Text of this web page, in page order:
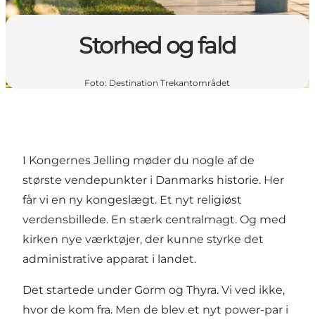
Storhed og fald
Foto: Destination Trekantområdet
I Kongernes Jelling møder du nogle af de
største vendepunkter i Danmarks historie. Her
får vi en ny kongeslægt. Et nyt religiøst
verdensbillede. En stærk centralmagt. Og med
kirken nye værktøjer, der kunne styrke det
administrative apparat i landet.
Det startede under Gorm og Thyra. Vi ved ikke,
hvor de kom fra. Men de blev et nyt power-par i